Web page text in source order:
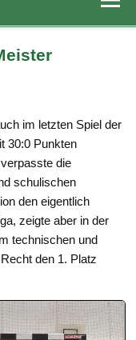
im letzten Spiel der
30:0 Punkten
die
schulischen
den eigentlich
zeigte aber in der
technischen und
den 1. Platz